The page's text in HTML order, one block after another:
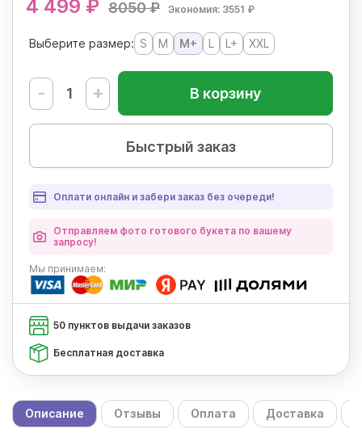
4 499 ₽ 8050 ₽ Экономия: 3551 ₽
Выберите размер: S M M+ L L+ XXL
- + В корзину
Быстрый заказ
Оплати онлайн и забери заказ без очереди!
Отправляем фото готового букета по вашему
запросу!
Мы принимаем:
50 пунктов выдачи заказов
Бесплатная доставка
Описание Отзывы Оплата Доставка